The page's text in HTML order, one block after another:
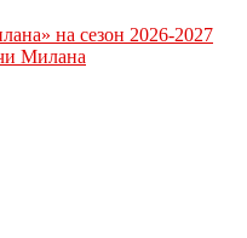
на сезон 2026-2027
Милана